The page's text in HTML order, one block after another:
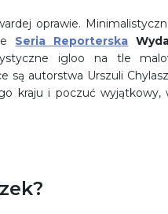
oprawie.
Seria Reporterska
igloo na tle
są autorstwa Urszuli
kraju i poczuć wyjątkowy,